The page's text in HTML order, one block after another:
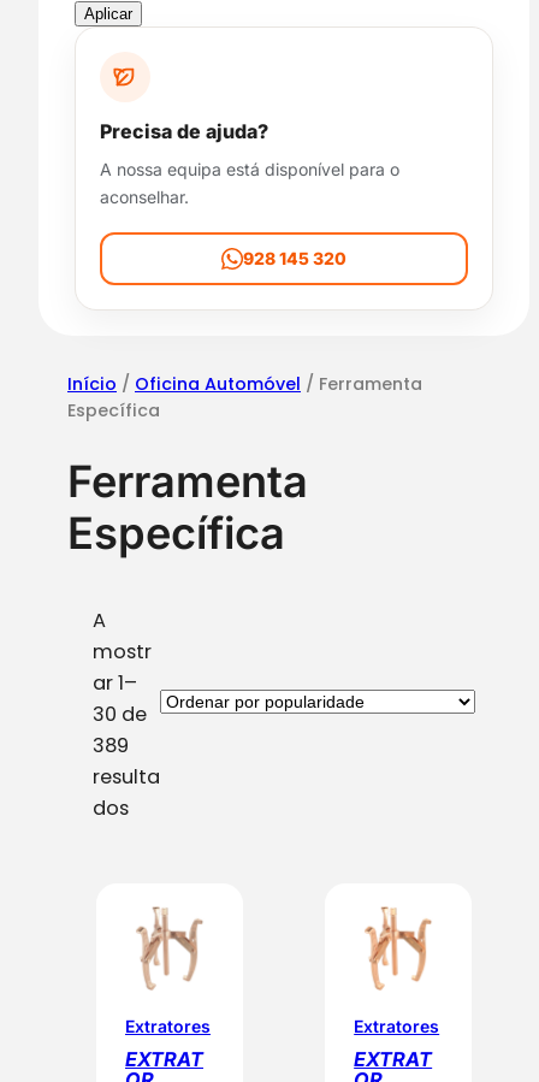
p
b
a
d
e
Aplicar
Precisa de ajuda?
A nossa equipa está disponível para o
aconselhar.
928 145 320
Início / Oficina Automóvel / Ferramenta
Específica
Ferramenta
Específica
A
mostr
ar 1–
30 de
389
resulta
dosO
n
a
o
p
Extratores
EXTRAT
Extratores
EXTRAT